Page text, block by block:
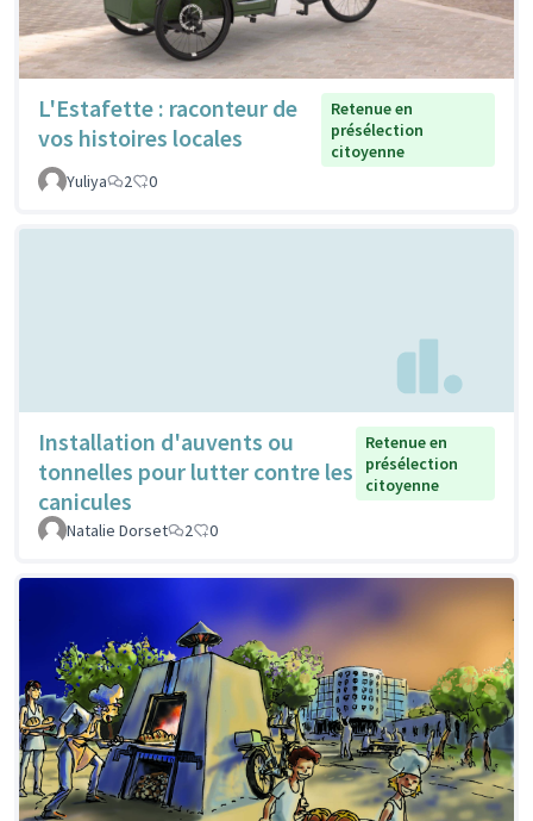
L'Estafette : raconteur de
vos histoires locales
Retenue en
présélection
citoyenne
Yuliya
2 0
Installation d'auvents ou
tonnelles pour lutter contre les
canicules
Retenue en
présélection
citoyenne
Natalie Dorset 2 0